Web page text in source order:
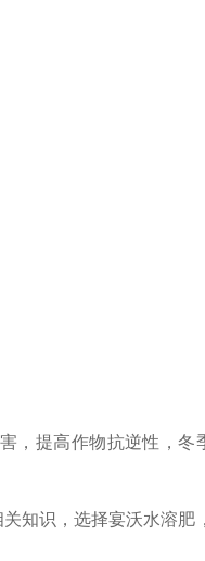
，提高作物抗逆性，冬
知识，选择宴沃水溶肥